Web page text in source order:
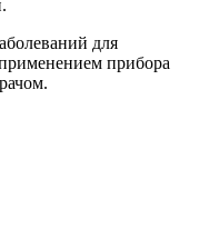
для
прибора